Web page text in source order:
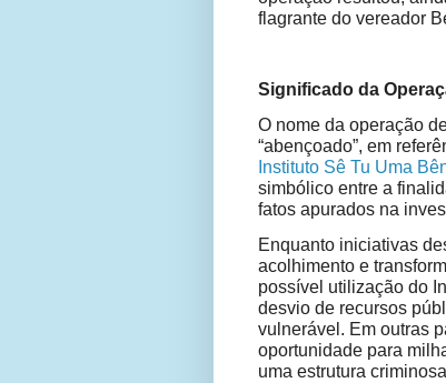
flagrante do vereador
Significado da
O nome da operação
“abençoado”, em
Instituto Sê Tu Uma
simbólico entre a
fatos apurados na
Enquanto iniciativas
acolhimento e
possível utilização do
desvio de recursos
vulnerável. Em outras
oportunidade para
uma estrutura